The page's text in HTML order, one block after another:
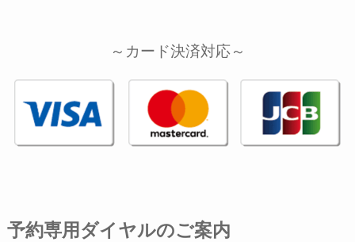
～カード決済対応～
予約専用ダイヤルのご案内